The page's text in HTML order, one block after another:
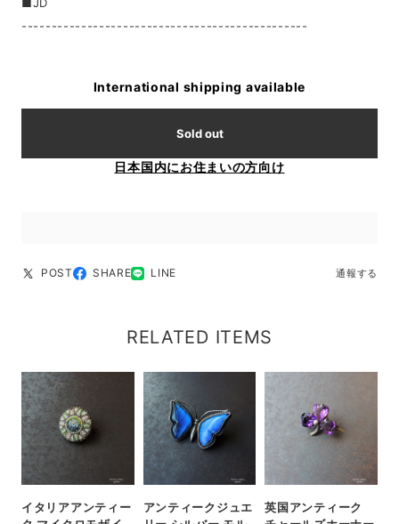
------------------------------------------------
International shipping available
Sold out
日本国内にお住まいの方向け
POST SHARE LINE 通報する
RELATED ITEMS
イタリアアンティー
アンティークジュエ
英国アンティーク